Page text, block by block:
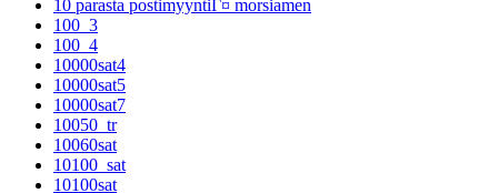
10 parasta postimyyntiГ¤ morsiamen
100_3
100_4
10000sat4
10000sat5
10000sat7
10050_tr
10060sat
10100_sat
10100sat